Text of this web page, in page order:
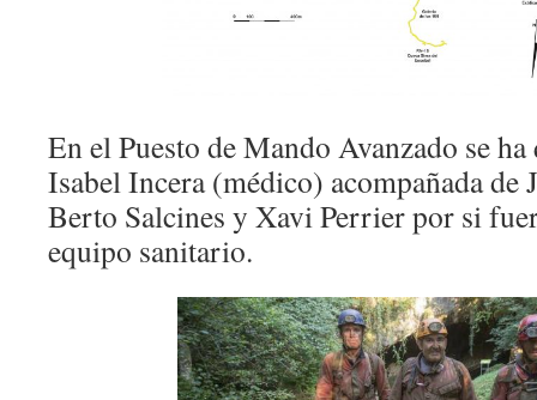
En el Puesto de Mando Avanzado se
Isabel Incera (médico) acompañada de
Berto Salcines y Xavi Perrier por si
equipo sanitario.